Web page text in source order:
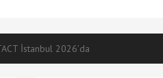
İstanbul 2026’da